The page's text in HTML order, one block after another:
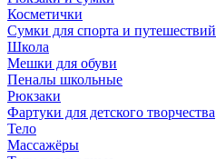
Косметички
Сумки для спорта и путешествий
Школа
Мешки для обуви
Пеналы школьные
Рюкзаки
Фартуки для детского творчества
Тело
Массажёры